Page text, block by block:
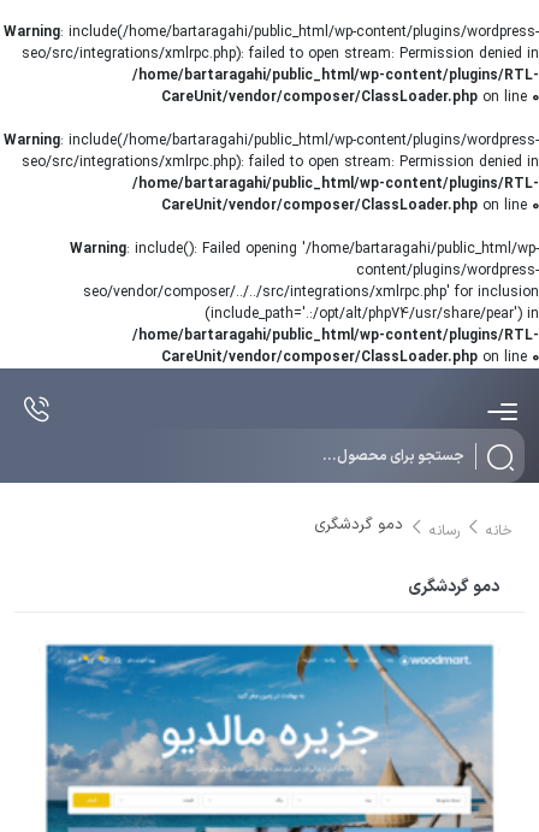
Warning: include(/home/bartaragahi/public_html/wp-content/plugins/wordpress-
seo/src/integrations/xmlrpc.php): failed to open stream: Permission denied in
/home/bartaragahi/public_html/wp-content/plugins/RTL-
CareUnit/vendor/composer/ClassLoader.php on line 0
Warning: include(/home/bartaragahi/public_html/wp-content/plugins/wordpress-
seo/src/integrations/xmlrpc.php): failed to open stream: Permission denied in
/home/bartaragahi/public_html/wp-content/plugins/RTL-
CareUnit/vendor/composer/ClassLoader.php on line 0
Warning: include(): Failed opening '/home/bartaragahi/public_html/wp-
content/plugins/wordpress-
seo/vendor/composer/../../src/integrations/xmlrpc.php' for inclusion
(include_path='.:/opt/alt/php74/usr/share/pear') in
/home/bartaragahi/public_html/wp-content/plugins/RTL-
CareUnit/vendor/composer/ClassLoader.php on line 0
خانه رسانه دمو گردشگری
دمو گردشگری